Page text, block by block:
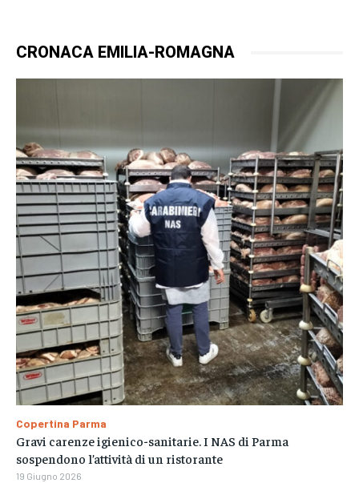
CRONACA EMILIA-ROMAGNA
Copertina Parma
Gravi carenze igienico-sanitarie. I NAS di Parma
sospendono l’attività di un ristorante
19 Giugno 2026